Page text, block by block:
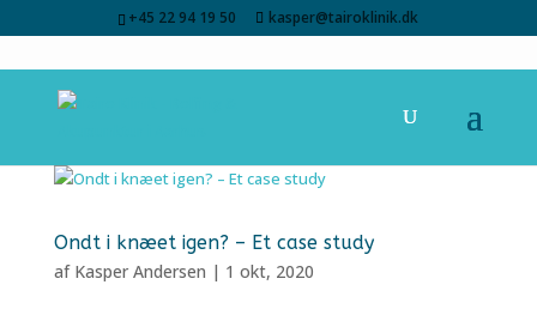
+45 22 94 19 50 kasper@tairoklinik.dk
Ondt i knæet igen? – Et case study
af Kasper Andersen | 1 okt, 2020